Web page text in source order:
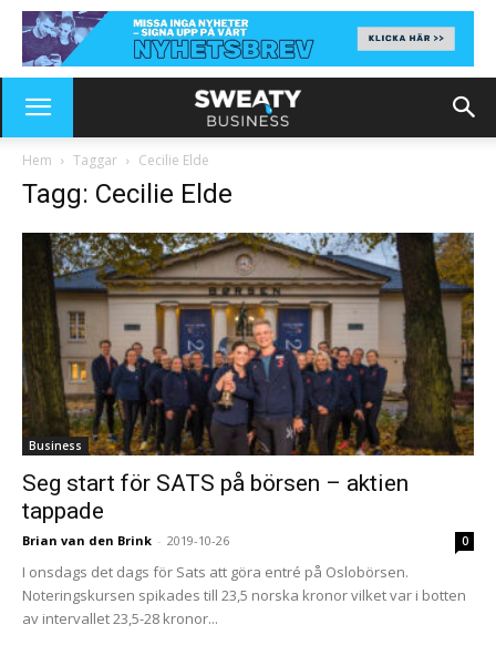
Hem Taggar Cecilie Elde
Tagg: Cecilie Elde
Business
Seg start för SATS på börsen – aktien
tappade
Brian van den Brink - 2019-10-26 0
I onsdags det dags för Sats att göra entré på Oslobörsen.
Noteringskursen spikades till 23,5 norska kronor vilket var i botten
av intervallet 23,5-28 kronor...